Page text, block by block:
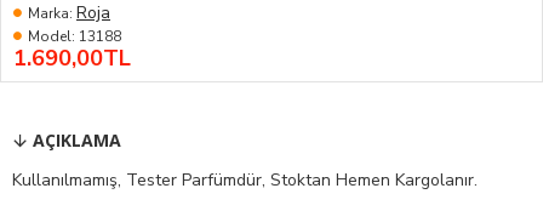
1.690,00TL
Marka: Roja
Model: 13188
AÇIKLAMA
Kullanılmamış, Tester Parfümdür, Stoktan Hemen Kargolanır.